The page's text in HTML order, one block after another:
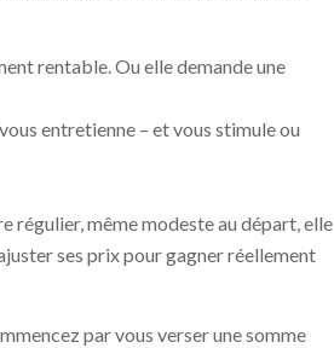
rentable. Ou elle demande une
entretienne – et vous stimule ou
même modeste au départ, elle
ses prix pour gagner réellement
par vous verser une somme